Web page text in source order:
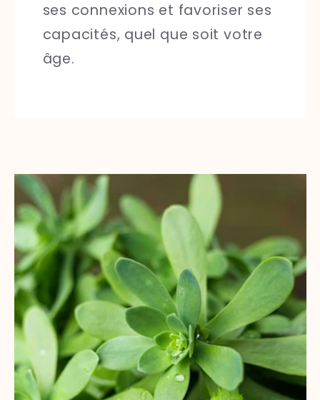
ses connexions et favoriser ses
capacités, quel que soit votre
âge.